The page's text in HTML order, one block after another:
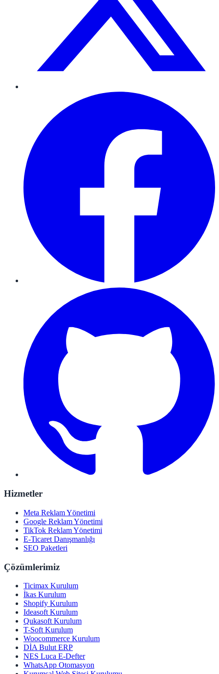
Hizmetler
Meta Reklam Yönetimi
Google Reklam Yönetimi
TikTok Reklam Yönetimi
E-Ticaret Danışmanlığı
SEO Paketleri
Çözümlerimiz
Ticimax Kurulum
İkas Kurulum
Shopify Kurulum
Ideasoft Kurulum
Qukasoft Kurulum
T-Soft Kurulum
Woocommerce Kurulum
DİA Bulut ERP
NES Luca E-Defter
WhatsApp Otomasyon